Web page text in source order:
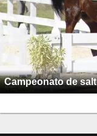
Campeonato de